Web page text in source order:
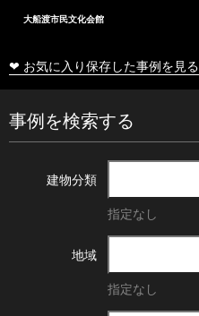
大船渡市民文化会館
❤ お気に入り保存した事例を見る
事例を検索する
建物分類
指定なし
地域
指定なし